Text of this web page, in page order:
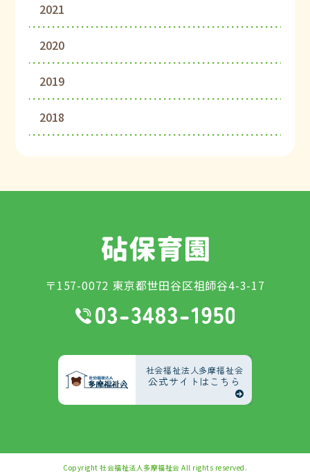
2021
2020
2019
2018
〒157-0072 東京都世田谷区祖師谷4-3-17
社会福祉法人多摩福祉会
公式サイトはこちら
Copyright 社会福祉法人多摩福祉会 All rights reserved.